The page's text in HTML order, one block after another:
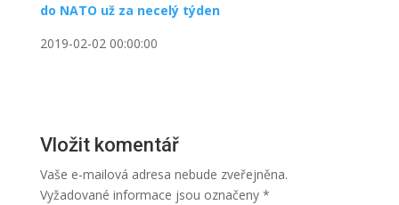
do NATO už za necelý týden
2019-02-02 00:00:00
Vložit komentář
Vaše e-mailová adresa nebude zveřejněna.
Vyžadované informace jsou označeny *